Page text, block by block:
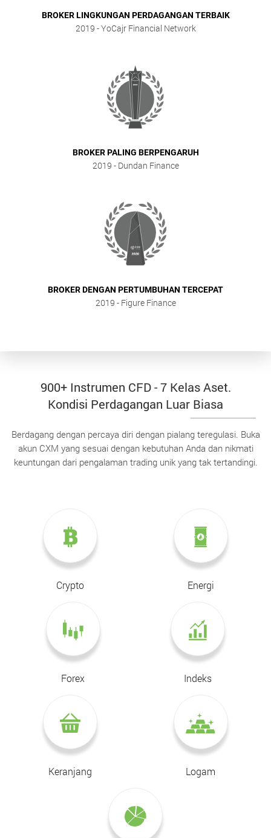
BROKER LINGKUNGAN PERDAGANGAN TERBAIK
2019 - YoCajr Financial Network
BROKER PALING BERPENGARUH
2019 - Dundan Finance
BROKER DENGAN PERTUMBUHAN TERCEPAT
2019 - Figure Finance
900+ Instrumen CFD - 7 Kelas Aset.
Kondisi Perdagangan Luar Biasa
Berdagang dengan percaya diri dengan pialang teregulasi. Buka
akun CXM yang sesuai dengan kebutuhan Anda dan nikmati
keuntungan dari pengalaman trading unik yang tak tertandingi.
Crypto Energi
Forex Indeks
Keranjang Logam